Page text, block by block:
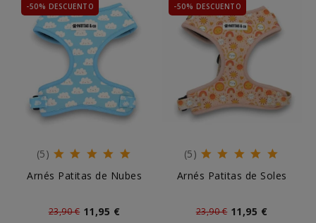
-50% DESCUENTO
(5)
Arnés Patitas de Nubes
23,90 € 11,95 €
-50% DESCUENTO
(5)
Arnés Patitas de Soles
23,90 € 11,95 €